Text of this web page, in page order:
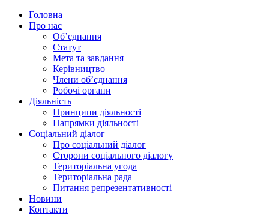
Головна
Про нас
Об’єднання
Статут
Мета та завдання
Керівництво
Члени об’єднання
Робочі органи
Діяльність
Принципи діяльності
Напрямки діяльності
Соціальний діалог
Про соціальний діалог
Сторони соціального діалогу
Територіальна угода
Територіальна рада
Питання репрезентативності
Новини
Контакти